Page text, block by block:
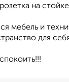
на
мебель и
для